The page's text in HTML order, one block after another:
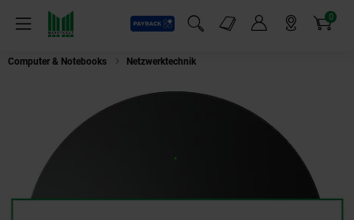
Menü
Payback
Suchfeld einblenden
Markt-Angebote 0
Artikel
Computer & Notebooks Netzwerktechnik